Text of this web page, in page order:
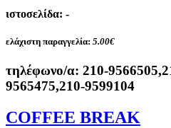
ιστοσελίδα: -
ελάχιστη παραγγελία: 5.00€
τηλέφωνο/α: 210-
9565475,210-9599104
COFFEE BREAK